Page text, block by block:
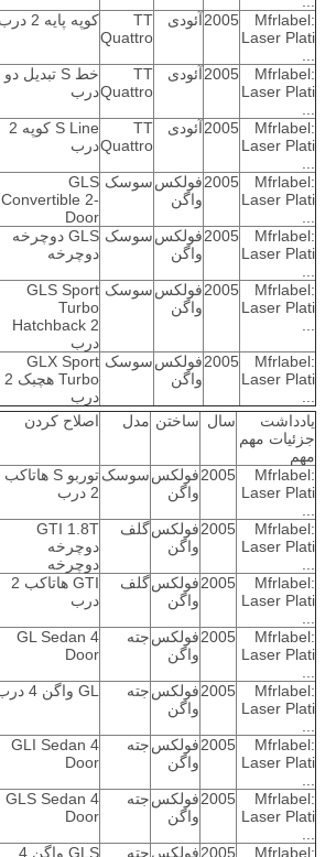
Mfrlabel:
Laser Plati
...
2005آئودی
TT
Quattro
کوپه پایه 2 درب
Mfrlabel:
Laser Plati
...
2005آئودی
TT
Quattro
خط S تبدیل دو
درب
Mfrlabel:
Laser Plati
...
2005آئودی
TT
Quattro
S Line کوپه 2
درب
Mfrlabel:
Laser Plati
...
2005فولکس
واگن
سوسک GLS
Convertible 2-
Door
Mfrlabel:
Laser Plati
...
2005فولکس
واگن
سوسک
GLS دوچرخه
دوچرخه
Mfrlabel:
Laser Plati
...
2005فولکس
واگن
سوسک GLS Sport
Turbo
Hatchback 2
درب
Mfrlabel:
Laser Plati
...
2005فولکس
واگن
سوسک GLX Sport
Turbo هچبک 2
درب
یادداشت
جزئیات مهم
مهم
سال ساختن مدل اصلاح کردن
Mfrlabel:
Laser Plati
...
2005فولکس
واگن
سوسک
توربو S هاتاکب
2 درب
Mfrlabel:
Laser Plati
...
2005فولکس
واگن
گلف
GTI 1.8T
دوچرخه
دوچرخه
Mfrlabel:
Laser Plati
...
2005فولکس
واگن
گلف
GTI هاتاکب 2
درب
Mfrlabel:
Laser Plati
...
2005فولکس
واگن
جته
GL Sedan 4
Door
Mfrlabel:
Laser Plati
...
2005فولکس
واگن
جته GL واگن 4 درب
Mfrlabel:
Laser Plati
...
2005فولکس
واگن
جته
GLI Sedan 4
Door
Mfrlabel:
Laser Plati
...
2005فولکس
واگن
جته
GLS Sedan 4
Door
Mfrlabel:
2005فولکسجته
GLS واگن 4